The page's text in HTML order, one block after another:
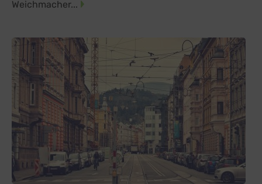
Weichmacher...